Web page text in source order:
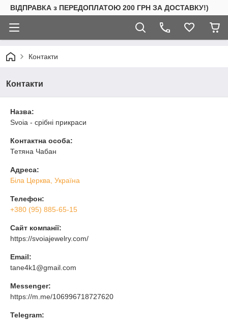
ВІДПРАВКА з ПЕРЕДОПЛАТОЮ 200 ГРН ЗА ДОСТАВКУ!)
Контакти
Контакти
Назва:
Svoia - срібні прикраси
Контактна особа:
Тетяна Чабан
Адреса:
Біла Церква, Україна
Телефон:
+380 (95) 885-65-15
Сайт компанії:
https://svoiajewelry.com/
Email:
tane4k1@gmail.com
Messenger:
https://m.me/106996718727620
Telegram: